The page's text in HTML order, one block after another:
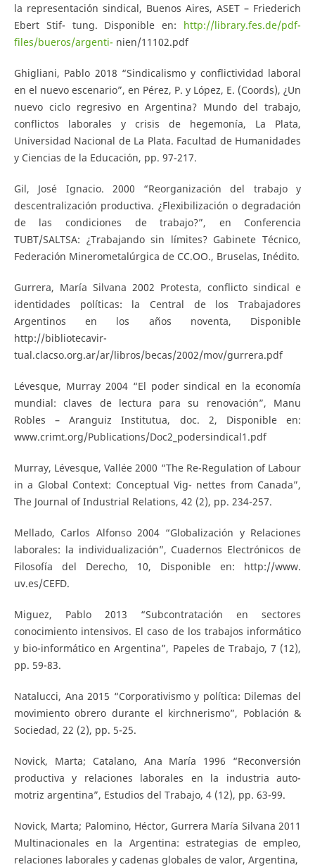
la representación sindical, Buenos Aires, ASET – Friederich
Ebert Stif- tung. Disponible en: http://library.fes.de/pdf-
files/bueros/argenti- nien/11102.pdf
Ghigliani, Pablo 2018 “Sindicalismo y conflictividad laboral
en el nuevo escenario”, en Pérez, P. y López, E. (Coords), ¿Un
nuevo ciclo regresivo en Argentina? Mundo del trabajo,
conflictos laborales y crisis de hegemonía, La Plata,
Universidad Nacional de La Plata. Facultad de Humanidades
y Ciencias de la Educación, pp. 97-217.
Gil, José Ignacio. 2000 “Reorganización del trabajo y
descentralización productiva. ¿Flexibilización o degradación
de las condiciones de trabajo?”, en Conferencia
TUBT/SALTSA: ¿Trabajando sin límites? Gabinete Técnico,
Federación Minerometalúrgica de CC.OO., Bruselas, Inédito.
Gurrera, María Silvana 2002 Protesta, conflicto sindical e
identidades políticas: la Central de los Trabajadores
Argentinos en los años noventa, Disponible
http://bibliotecavir-
tual.clacso.org.ar/ar/libros/becas/2002/mov/gurrera.pdf
Lévesque, Murray 2004 “El poder sindical en la economía
mundial: claves de lectura para su renovación”, Manu
Robles – Aranguiz Institutua, doc. 2, Disponible en:
www.crimt.org/Publications/Doc2_podersindical1.pdf
Murray, Lévesque, Vallée 2000 “The Re-Regulation of Labour
in a Global Context: Conceptual Vig- nettes from Canada”,
The Journal of Industrial Relations, 42 (2), pp. 234-257.
Mellado, Carlos Alfonso 2004 “Globalización y Relaciones
laborales: la individualización”, Cuadernos Electrónicos de
Filosofía del Derecho, 10, Disponible en: http://www.
uv.es/CEFD.
Miguez, Pablo 2013 “Subcontratación en sectores
conocimiento intensivos. El caso de los trabajos informático
y bio-informático en Argentina”, Papeles de Trabajo, 7 (12),
pp. 59-83.
Natalucci, Ana 2015 “Corporativismo y política: Dilemas del
movimiento obrero durante el kirchnerismo”, Población &
Sociedad, 22 (2), pp. 5-25.
Novick, Marta; Catalano, Ana María 1996 “Reconversión
productiva y relaciones laborales en la industria auto-
motriz argentina”, Estudios del Trabajo, 4 (12), pp. 63-99.
Novick, Marta; Palomino, Héctor, Gurrera María Silvana 2011
Multinacionales en la Argentina: estrategias de empleo,
relaciones laborales y cadenas globales de valor, Argentina,